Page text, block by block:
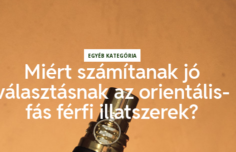
EGYÉB KATEGÓRIA
Miért számítanak jó
az orientális-
fás férfi illatszerek?